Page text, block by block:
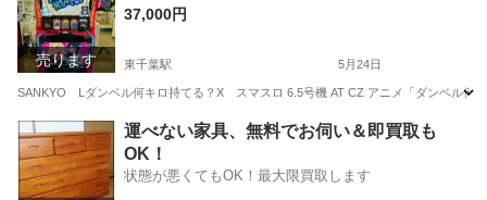
売ります
37,000円
東千葉駅 5月24日
SANKYO Lダンベル何キロ持てる？X スマスロ 6.5号機 AT CZ アニメ「ダンベル何
千葉 千葉市 東千葉駅 その他 ダンベル
運べない家具、無料でお伺い＆即買取も
OK！
状態が悪くてもOK！最大限買取します